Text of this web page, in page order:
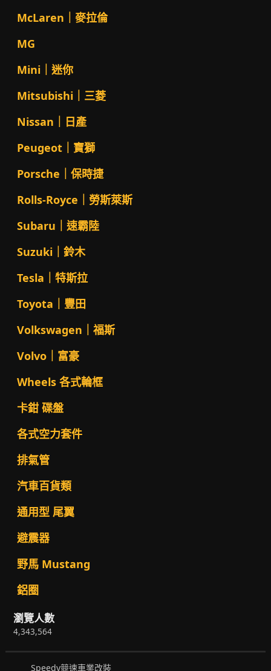
McLaren｜麥拉倫
MG
Mini｜迷你
Mitsubishi｜三菱
Nissan｜日產
Peugeot｜寶獅
Porsche｜保時捷
Rolls-Royce｜勞斯萊斯
Subaru｜速霸陸
Suzuki｜鈴木
Tesla｜特斯拉
Toyota｜豐田
Volkswagen｜福斯
Volvo｜富豪
Wheels 各式輪框
卡鉗 碟盤
各式空力套件
排氣管
汽車百貨類
通用型 尾翼
避震器
野馬 Mustang
鋁圈
瀏覽人數
4,343,564
Speedy競速車業改裝